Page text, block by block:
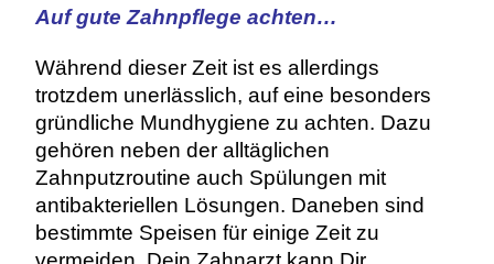
Auf gute Zahnpflege achten…
Während dieser Zeit ist es allerdings
trotzdem unerlässlich, auf eine besonders
gründliche Mundhygiene zu achten. Dazu
gehören neben der alltäglichen
Zahnputzroutine auch Spülungen mit
antibakteriellen Lösungen. Daneben sind
bestimmte Speisen für einige Zeit zu